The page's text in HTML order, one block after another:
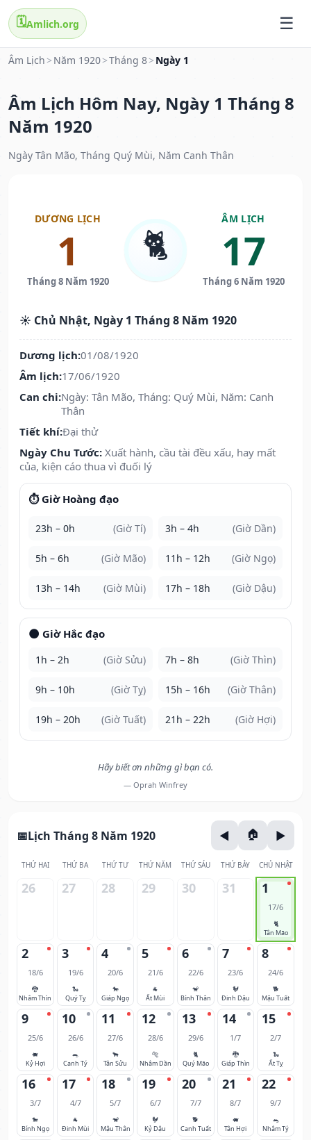
🗓️Amlich.org
Âm Lịch > Năm 1920>Tháng 8> Ngày 1
Âm Lịch Hôm Nay, Ngày 1 Tháng 8
Năm 1920
Ngày Tân Mão, Tháng Quý Mùi, Năm Canh Thân
DƯƠNG LỊCH
1
Tháng 8 Năm 1920
🐈
ÂM LỊCH
17
Tháng 6 Năm 1920
☀️ Chủ Nhật, Ngày 1 Tháng 8 Năm 1920
Dương lịch:01/08/1920
Âm lịch:17/06/1920
Can chi:Ngày: Tân Mão, Tháng: Quý Mùi, Năm: Canh
Thân
Tiết khí:Đại thử
Ngày Chu Tước: Xuất hành, cầu tài đều xấu, hay mất
của, kiện cáo thua vì đuối lý
⏱️ Giờ Hoàng đạo
23h – 0h (Giờ Tí) 3h – 4h (Giờ Dần)
5h – 6h (Giờ Mão) 11h – 12h (Giờ Ngọ)
13h – 14h (Giờ Mùi) 17h – 18h (Giờ Dậu)
🌑 Giờ Hắc đạo
1h – 2h (Giờ Sửu) 7h – 8h (Giờ Thìn)
9h – 10h (Giờ Tỵ) 15h – 16h (Giờ Thân)
19h – 20h (Giờ Tuất) 21h – 22h (Giờ Hợi)
Hãy biết ơn những gì bạn có.
— Oprah Winfrey
Lịch Tháng 8 Năm 1920
THỨ HAI THỨ BA THỨ TƯ THỨ NĂM THỨ SÁU THỨ BẢY CHỦ NHẬT
26 27 28 29 30 31 1
17/6
🐈
Tân Mão
2
18/6
🐉
Nhâm Thìn
3
19/6
🐍
Quý Tỵ
4
20/6
🐎
Giáp Ngọ
5
21/6
🐐
Ất Mùi
6
22/6
🐒
Bính Thân
7
23/6
🐓
Đinh Dậu
8
24/6
🐕
Mậu Tuất
9
25/6
🐖
Kỷ Hợi
10
26/6
🐀
Canh Tý
11
27/6
🐂
Tân Sửu
12
28/6
🐅
Nhâm Dần
13
29/6
🐈
Quý Mão
14
1/7
🐉
Giáp Thìn
15
2/7
🐍
Ất Tỵ
16
3/7
🐎
Bính Ngọ
17
4/7
🐐
Đinh Mùi
18
5/7
🐒
Mậu Thân
19
6/7
🐓
Kỷ Dậu
20
7/7
🐕
Canh Tuất
21
8/7
🐖
Tân Hợi
22
9/7
🐀
Nhâm Tý